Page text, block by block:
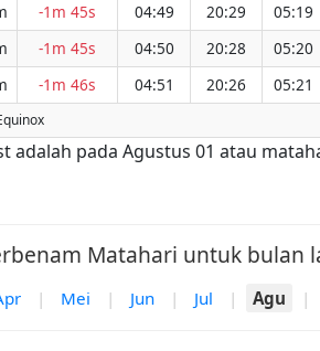
-1m 45s 04:49 20:29 05:19
-1m 45s 04:50 20:28 05:20
-1m 46s 04:51 20:26 05:21
adalah pada Agustus 01 atau
Matahari untuk bulan
| Mei | Jun | Jul | Agu |